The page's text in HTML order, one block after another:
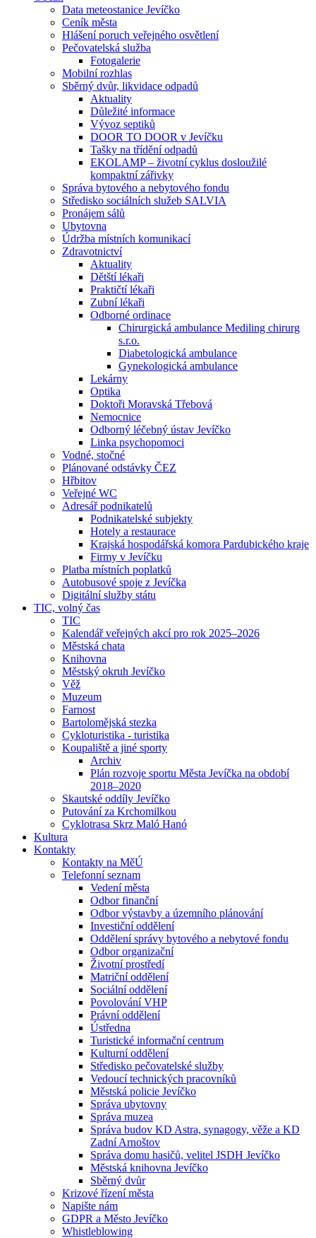
Data meteostanice Jevíčko
Ceník města
Hlášení poruch veřejného osvětlení
Pečovatelská služba
Fotogalerie
Mobilní rozhlas
Sběrný dvůr, likvidace odpadů
Aktuality
Důležité informace
Vývoz septiků
DOOR TO DOOR v Jevíčku
Tašky na třídění odpadů
EKOLAMP – životní cyklus dosloužilé
kompaktní zářivky
Správa bytového a nebytového fondu
Středisko sociálních služeb SALVIA
Pronájem sálů
Ubytovna
Údržba místních komunikací
Zdravotnictví
Aktuality
Dětští lékaři
Praktičtí lékaři
Zubní lékaři
Odborné ordinace
Chirurgická ambulance Mediling chirurg
s.r.o.
Diabetologická ambulance
Gynekologická ambulance
Lekárny
Optika
Doktoři Moravská Třebová
Nemocnice
Odborný léčebný ústav Jevíčko
Linka psychopomoci
Vodné, stočné
Plánované odstávky ČEZ
Hřbitov
Veřejné WC
Adresář podnikatelů
Podnikatelské subjekty
Hotely a restaurace
Krajská hospodářská komora Pardubického kraje
Firmy v Jevíčku
Platba místních poplatků
Autobusové spoje z Jevíčka
Digitální služby státu
TIC, volný čas
TIC
Kalendář veřejných akcí pro rok 2025–2026
Městská chata
Knihovna
Městský okruh Jevíčko
Věž
Muzeum
Farnost
Bartolomějská stezka
Cykloturistika - turistika
Koupaliště a jiné sporty
Archiv
Plán rozvoje sportu Města Jevíčka na období
2018–2020
Skautské oddíly Jevíčko
Putování za Krchomilkou
Cyklotrasa Skrz Maló Hanó
Kultura
Kontakty
Kontakty na MěÚ
Telefonní seznam
Vedení města
Odbor finanční
Odbor výstavby a územního plánování
Investiční oddělení
Oddělení správy bytového a nebytové fondu
Odbor organizační
Životní prostředí
Matriční oddělení
Sociální oddělení
Povolování VHP
Právní oddělení
Ústředna
Turistické informační centrum
Kulturní oddělení
Středisko pečovatelské služby
Vedoucí technických pracovníků
Městská policie Jevíčko
Správa ubytovny
Správa muzea
Správa budov KD Astra, synagogy, věže a KD
Zadní Arnoštov
Správa domu hasičů, velitel JSDH Jevíčko
Městská knihovna Jevíčko
Sběrný dvůr
Krizové řízení města
Napište nám
GDPR a Město Jevíčko
Whistleblowing